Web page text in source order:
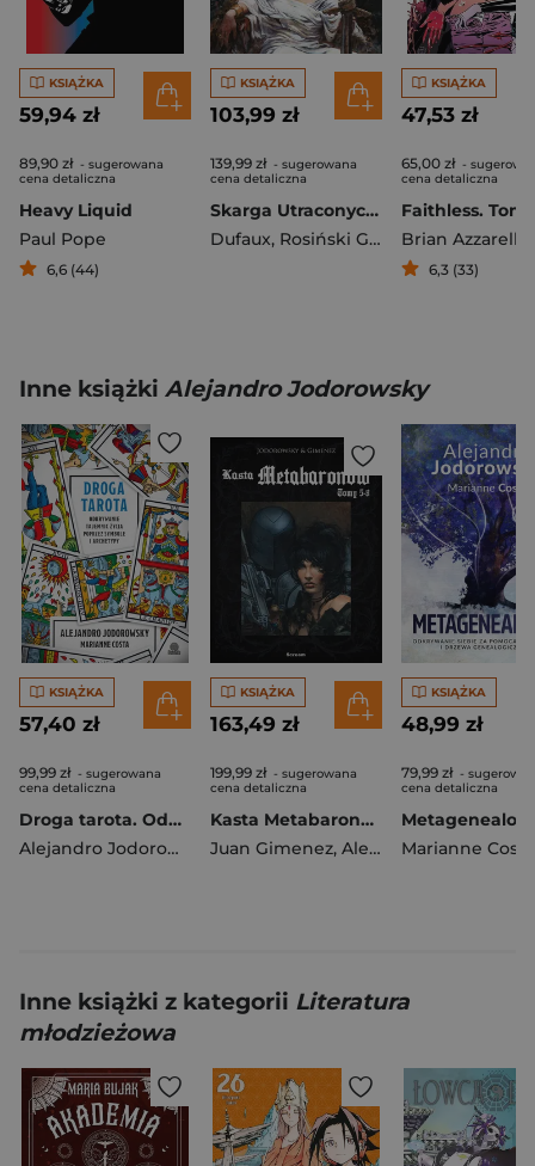
KSIĄŻKA
59,94 zł
89,90 zł - sugerowana
cena detaliczna
Heavy Liquid
Paul Pope
6,6 (44)
KSIĄŻKA
103,99 zł
139,99 zł - sugerowana
cena detaliczna
Skarga Utraconych Ziem
Dufaux, Rosiński Grzegorz
KSIĄŻKA
47,53 zł
65,00 zł -
cena detaliczna
Faithless. Tom
Brian Azzarello
6,3 (33)
Inne książki Alejandro Jodorowsky
KSIĄŻKA
57,40 zł
99,99 zł - sugerowana
cena detaliczna
Droga tarota. Odkrywanie tajemnic życia poprzez symbole i archetypy
Alejandro Jodorowsky
KSIĄŻKA
163,49 zł
199,99 zł - sugerowana
cena detaliczna
Kasta Metabaronów T.5-8 w.2
Juan Gimenez, Alejandro Jodorowsky
KSIĄŻKA
48,99 zł
79,99 zł -
cena detaliczna
Marianne Costa
Inne książki z kategorii Literatura
młodzieżowa